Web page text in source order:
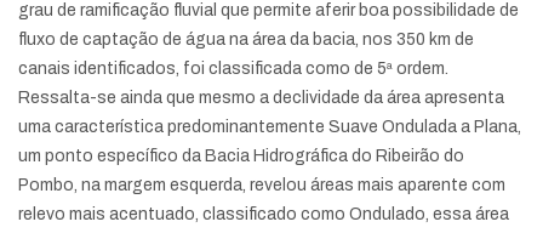
grau de ramificação fluvial que permite aferir boa possibilidade de
fluxo de captação de água na área da bacia, nos 350 km de
canais identificados, foi classificada como de 5ª ordem.
Ressalta-se ainda que mesmo a declividade da área apresenta
uma característica predominantemente Suave Ondulada a Plana,
um ponto específico da Bacia Hidrográfica do Ribeirão do
Pombo, na margem esquerda, revelou áreas mais aparente com
relevo mais acentuado, classificado como Ondulado, essa área